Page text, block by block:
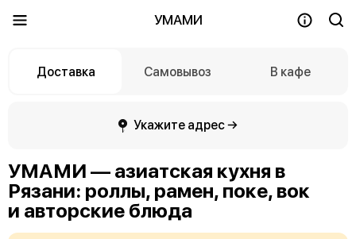
УМАМИ
Доставка Самовывоз В кафе
Укажите адрес →
УМАМИ — азиатская кухня в
Рязани: роллы, рамен, поке, вок
и авторские блюда